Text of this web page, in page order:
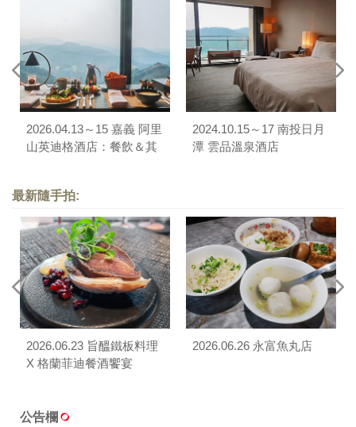
2026.04.13～15 嘉義 阿里
山英迪格酒店：餐飲＆其
2024.10.15～17 南投日月
潭 雲品溫泉酒店
最新隨手拍:
2026.06.23 旨醞鐵板料理
X 格蘭菲迪餐酒饗宴
2026.06.26 永富魚丸店
公告欄